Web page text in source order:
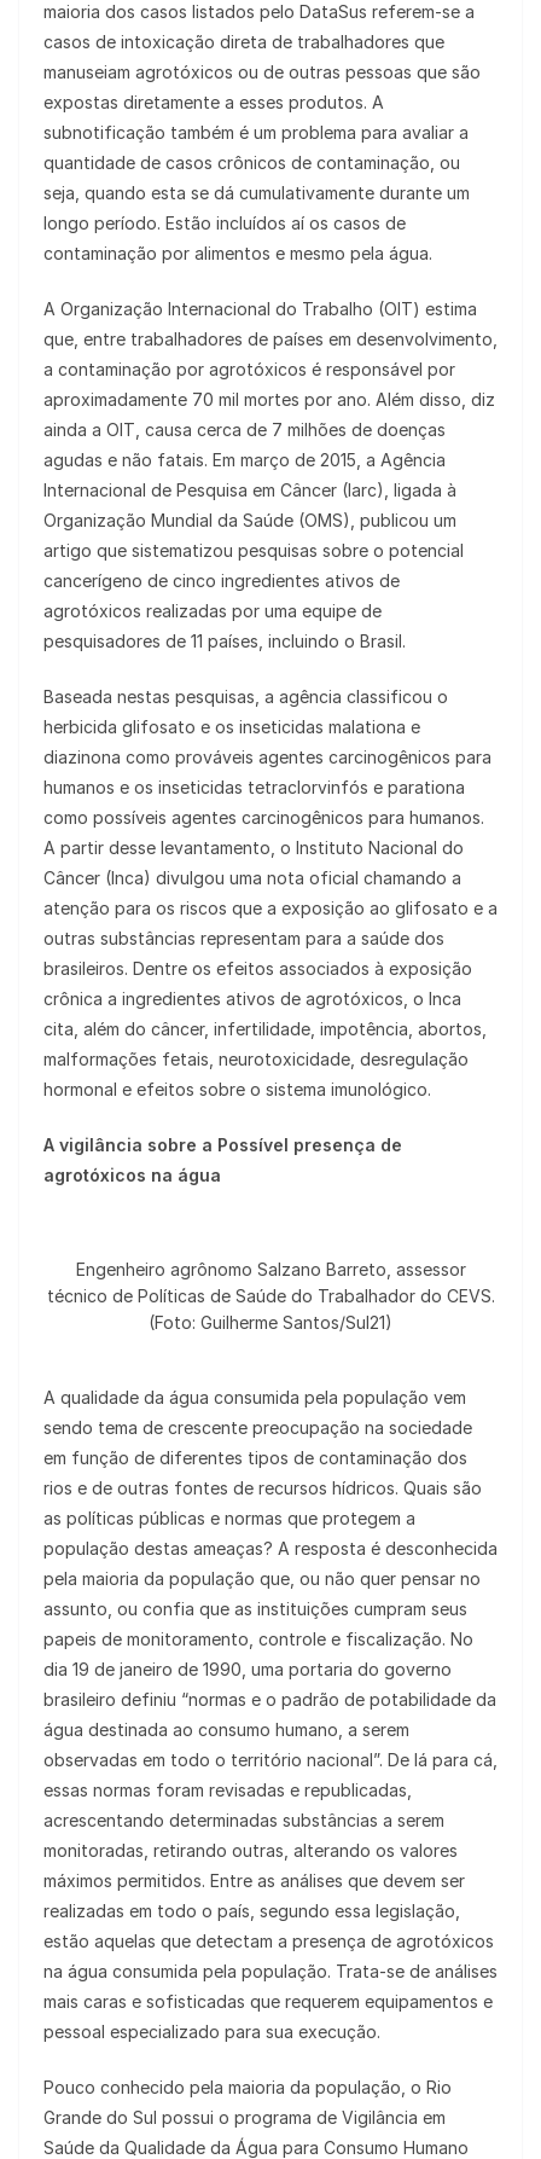
maioria dos casos listados pelo DataSus referem-se a
casos de intoxicação direta de trabalhadores que
manuseiam agrotóxicos ou de outras pessoas que são
expostas diretamente a esses produtos. A
subnotificação também é um problema para avaliar a
quantidade de casos crônicos de contaminação, ou
seja, quando esta se dá cumulativamente durante um
longo período. Estão incluídos aí os casos de
contaminação por alimentos e mesmo pela água.
A Organização Internacional do Trabalho (OIT) estima
que, entre trabalhadores de países em desenvolvimento,
a contaminação por agrotóxicos é responsável por
aproximadamente 70 mil mortes por ano. Além disso, diz
ainda a OIT, causa cerca de 7 milhões de doenças
agudas e não fatais. Em março de 2015, a Agência
Internacional de Pesquisa em Câncer (Iarc), ligada à
Organização Mundial da Saúde (OMS), publicou um
artigo que sistematizou pesquisas sobre o potencial
cancerígeno de cinco ingredientes ativos de
agrotóxicos realizadas por uma equipe de
pesquisadores de 11 países, incluindo o Brasil.
Baseada nestas pesquisas, a agência classificou o
herbicida glifosato e os inseticidas malationa e
diazinona como prováveis agentes carcinogênicos para
humanos e os inseticidas tetraclorvinfós e parationa
como possíveis agentes carcinogênicos para humanos.
A partir desse levantamento, o Instituto Nacional do
Câncer (Inca) divulgou uma nota oficial chamando a
atenção para os riscos que a exposição ao glifosato e a
outras substâncias representam para a saúde dos
brasileiros. Dentre os efeitos associados à exposição
crônica a ingredientes ativos de agrotóxicos, o Inca
cita, além do câncer, infertilidade, impotência, abortos,
malformações fetais, neurotoxicidade, desregulação
hormonal e efeitos sobre o sistema imunológico.
A vigilância sobre a Possível presença de
agrotóxicos na água
Engenheiro agrônomo Salzano Barreto, assessor
técnico de Políticas de Saúde do Trabalhador do CEVS.
(Foto: Guilherme Santos/Sul21)
A qualidade da água consumida pela população vem
sendo tema de crescente preocupação na sociedade
em função de diferentes tipos de contaminação dos
rios e de outras fontes de recursos hídricos. Quais são
as políticas públicas e normas que protegem a
população destas ameaças? A resposta é desconhecida
pela maioria da população que, ou não quer pensar no
assunto, ou confia que as instituições cumpram seus
papeis de monitoramento, controle e fiscalização. No
dia 19 de janeiro de 1990, uma portaria do governo
brasileiro definiu “normas e o padrão de potabilidade da
água destinada ao consumo humano, a serem
observadas em todo o território nacional”. De lá para cá,
essas normas foram revisadas e republicadas,
acrescentando determinadas substâncias a serem
monitoradas, retirando outras, alterando os valores
máximos permitidos. Entre as análises que devem ser
realizadas em todo o país, segundo essa legislação,
estão aquelas que detectam a presença de agrotóxicos
na água consumida pela população. Trata-se de análises
mais caras e sofisticadas que requerem equipamentos e
pessoal especializado para sua execução.
Pouco conhecido pela maioria da população, o Rio
Grande do Sul possui o programa de Vigilância em
Saúde da Qualidade da Água para Consumo Humano